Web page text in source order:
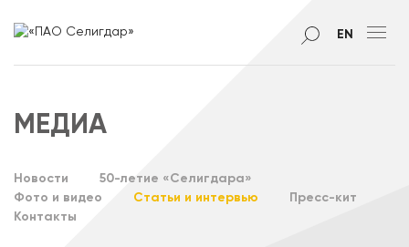
EN
МЕДИА
Новости
50-летие «Селигдара»
Фото и видео
Статьи и интервью
Пресс-кит
Контакты